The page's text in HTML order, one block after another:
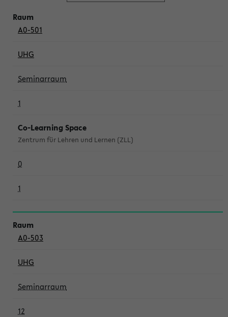
A0-501
UHG
Seminarraum
1
Co-Learning Space
Zentrum für Lehren und Lernen (ZLL)
0
1
A0-503
UHG
Seminarraum
12